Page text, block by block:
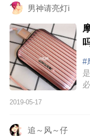
男神请亮灯i
#
2019-05-17
追～风～仔